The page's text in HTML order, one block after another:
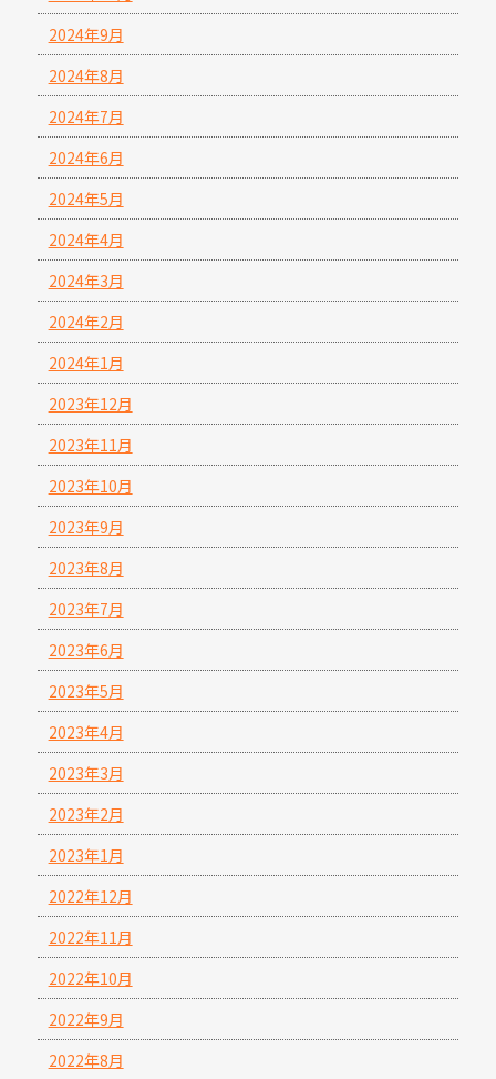
2024年9月
2024年8月
2024年7月
2024年6月
2024年5月
2024年4月
2024年3月
2024年2月
2024年1月
2023年12月
2023年11月
2023年10月
2023年9月
2023年8月
2023年7月
2023年6月
2023年5月
2023年4月
2023年3月
2023年2月
2023年1月
2022年12月
2022年11月
2022年10月
2022年9月
2022年8月